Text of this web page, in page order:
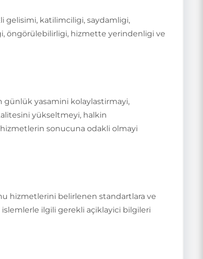
gelisimi, katilimciligi, saydamligi,
öngörülebilirligi, hizmette yerindenligi ve
yasamini kolaylastirmayi,
yükseltmeyi, halkin
sonucuna odakli olmayi
hizmetlerini belirlenen standartlara ve
ilgili gerekli açiklayici bilgileri